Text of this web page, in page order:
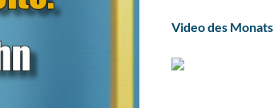
Video des Monats